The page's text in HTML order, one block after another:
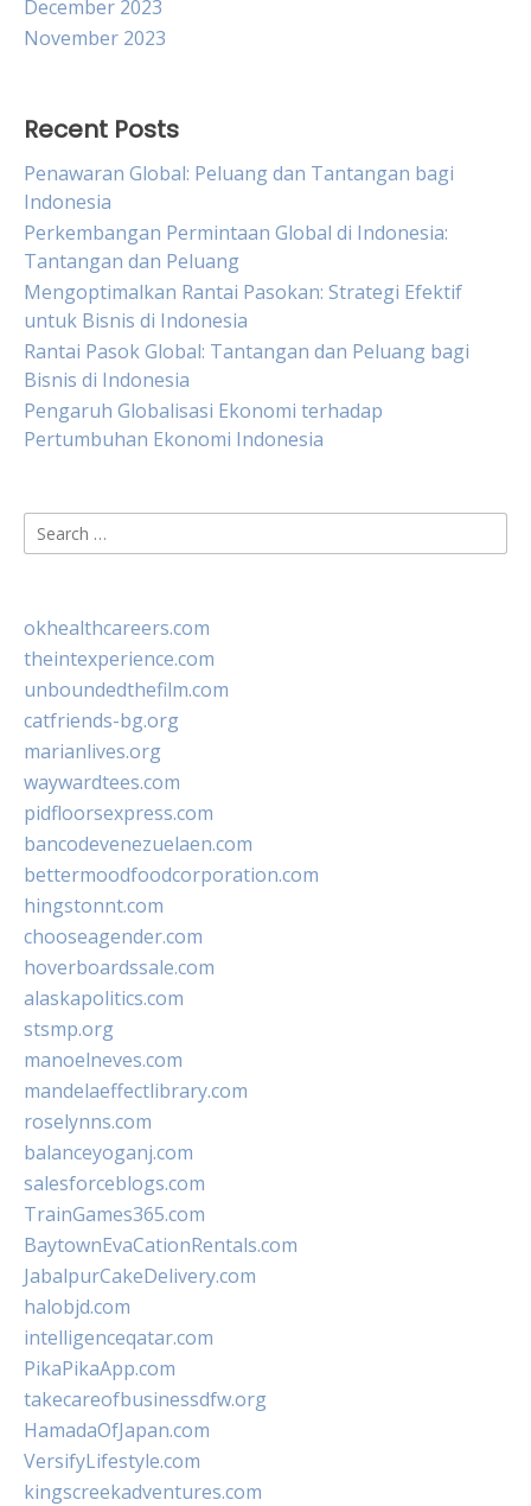
December 2023
November 2023
Recent Posts
Penawaran Global: Peluang dan Tantangan bagi
Indonesia
Perkembangan Permintaan Global di Indonesia:
Tantangan dan Peluang
Mengoptimalkan Rantai Pasokan: Strategi Efektif
untuk Bisnis di Indonesia
Rantai Pasok Global: Tantangan dan Peluang bagi
Bisnis di Indonesia
Pengaruh Globalisasi Ekonomi terhadap
Pertumbuhan Ekonomi Indonesia
Search
for:
okhealthcareers.com
theintexperience.com
unboundedthefilm.com
catfriends-bg.org
marianlives.org
waywardtees.com
pidfloorsexpress.com
bancodevenezuelaen.com
bettermoodfoodcorporation.com
hingstonnt.com
chooseagender.com
hoverboardssale.com
alaskapolitics.com
stsmp.org
manoelneves.com
mandelaeffectlibrary.com
roselynns.com
balanceyoganj.com
salesforceblogs.com
TrainGames365.com
BaytownEvaCationRentals.com
JabalpurCakeDelivery.com
halobjd.com
intelligenceqatar.com
PikaPikaApp.com
takecareofbusinessdfw.org
HamadaOfJapan.com
VersifyLifestyle.com
kingscreekadventures.com